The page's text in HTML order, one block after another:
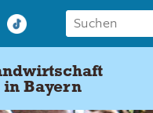
in Bayern